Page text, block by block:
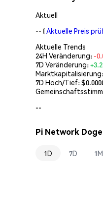
Aktuell
-- (Aktuelle Preis
Aktuelle Trends
24H Veränderung: -
7D Veränderung:
Marktkapitalisierung:
7D Hoch/Tief: $
--
Pi Network
1D 7D 1M